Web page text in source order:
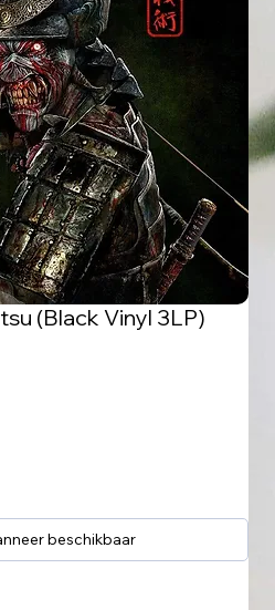
(Black Vinyl 3LP)
beschikbaar